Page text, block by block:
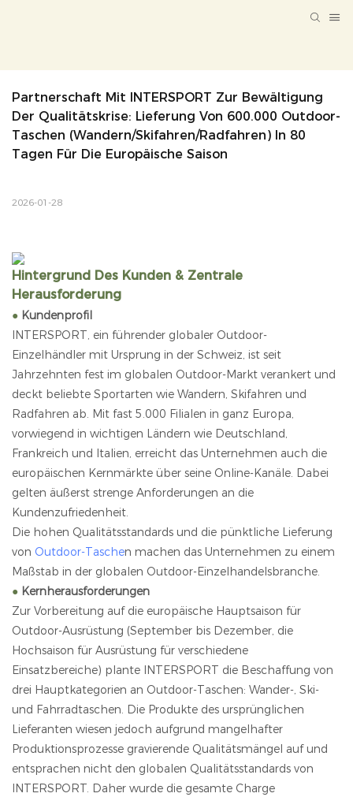
Partnerschaft Mit INTERSPORT Zur Bewältigung
Der Qualitätskrise: Lieferung Von 600.000 Outdoor-
Taschen (Wandern/Skifahren/Radfahren) In 80
Tagen Für Die Europäische Saison
2026-01-28
Hintergrund Des Kunden & Zentrale
Herausforderung
● Kundenprofil
INTERSPORT, ein führender globaler Outdoor-
Einzelhändler mit Ursprung in der Schweiz, ist seit
Jahrzehnten fest im globalen Outdoor-Markt verankert und
deckt beliebte Sportarten wie Wandern, Skifahren und
Radfahren ab. Mit fast 5.000 Filialen in ganz Europa,
vorwiegend in wichtigen Ländern wie Deutschland,
Frankreich und Italien, erreicht das Unternehmen auch die
europäischen Kernmärkte über seine Online-Kanäle. Dabei
gelten äußerst strenge Anforderungen an die
Kundenzufriedenheit.
Die hohen Qualitätsstandards und die pünktliche Lieferung
von Outdoor-Taschen machen das Unternehmen zu einem
Maßstab in der globalen Outdoor-Einzelhandelsbranche.
● Kernherausforderungen
Zur Vorbereitung auf die europäische Hauptsaison für
Outdoor-Ausrüstung (September bis Dezember, die
Hochsaison für Ausrüstung für verschiedene
Einsatzbereiche) plante INTERSPORT die Beschaffung von
drei Hauptkategorien an Outdoor-Taschen: Wander-, Ski-
und Fahrradtaschen. Die Produkte des ursprünglichen
Lieferanten wiesen jedoch aufgrund mangelhafter
Produktionsprozesse gravierende Qualitätsmängel auf und
entsprachen nicht den globalen Qualitätsstandards von
INTERSPORT. Daher wurde die gesamte Charge